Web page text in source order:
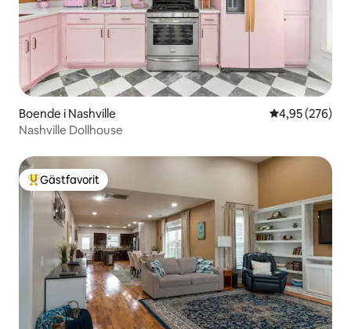
Boende i Nashville 4,95 av 5 i
4,95 (276)
Nashville Dollhouse
Populär gästfavorit
Gästfavorit